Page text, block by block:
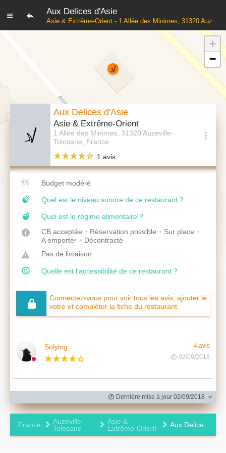
Aux Delices d'Asie
Asie & Extrême-Orient - 1 Allée des Minimes, 31320 Auzeville-Tolosane, France
Aux Delices d'Asie
Asie & Extrême-Orient
1 Allée des Minimes, 31320 Auzeville-
Tolosane, France
1 avis
Budget modéré
Quel est le niveau sonore de ce restaurant ?
Quel est le régime alimentaire ?
CB acceptée
Réservation possible
Sur place
A emporter
Décontracté
Pas de livraison
Quelle est l'accessibilité de ce restaurant ?
Connectez-vous pour voir tous les avis, ajouter le
votre et compléter la fiche du restaurant
Solying
4 avis
02/09/2018
Dernière mise à jour 02/09/2018
France
Auzeville-
Tolosane
Asie &
Extrême-Orient
+
−